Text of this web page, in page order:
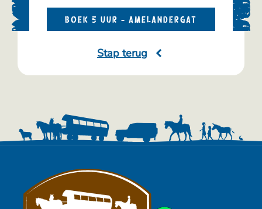
BOEK 5 UUR - AMELANDERGAT
Stap terug